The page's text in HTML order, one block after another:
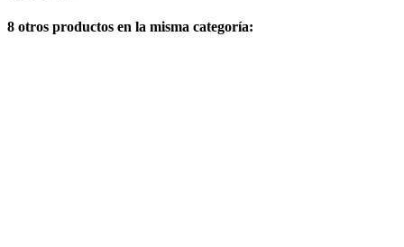
8 otros productos en la misma categoría: